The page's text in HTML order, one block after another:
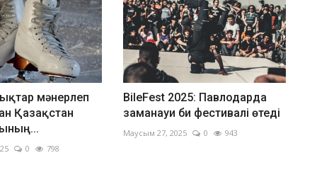
мәнерлеп
Қазақстан
0 798
BileFest 2025: Павлодарда
заманауи би фестивалі өтеді
Маусым 27, 2025 0 943